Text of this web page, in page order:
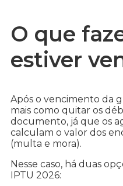
O que
estiver
Após o vencimento da
mais como quitar os
documento, já que os
calculam o valor dos
(multa e mora).
Nesse caso, há duas
IPTU 2026: